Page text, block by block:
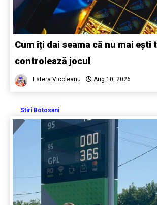
Cum îți dai seama că nu mai ești
controlează jocul
Estera Vicoleanu Aug 10, 2026
Stiri Botosani